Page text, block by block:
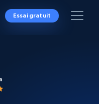
Essai gratuit